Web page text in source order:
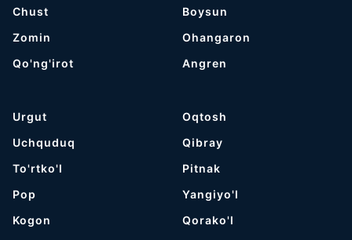
Chust
Zomin
Qo'ng'irot
Boysun
Ohangaron
Angren
Urgut
Uchquduq
To'rtko'l
Pop
Kogon
Oqtosh
Qibray
Pitnak
Yangiyo'l
Qorako'l